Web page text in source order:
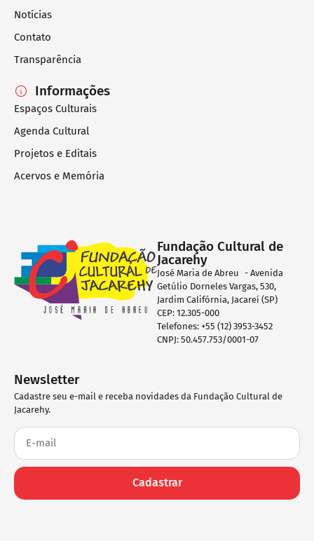
Notícias
Contato
Transparência
Informações
Espaços Culturais
Agenda Cultural
Projetos e Editais
Acervos e Memória
Fundação Cultural de
Jacarehy
José Maria de Abreu - Avenida
Getúlio Dorneles Vargas, 530,
Jardim Califórnia, Jacareí (SP)
CEP: 12.305-000
Telefones: +55 (12) 3953-3452
CNPJ: 50.457.753/0001-07
Newsletter
Cadastre seu e-mail e receba novidades da Fundação Cultural de
Jacarehy.
Cadastrar